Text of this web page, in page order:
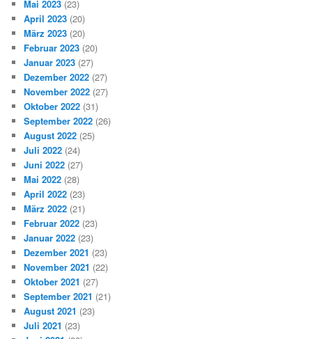
Mai 2023 (23)
April 2023 (20)
März 2023 (20)
Februar 2023 (20)
Januar 2023 (27)
Dezember 2022 (27)
November 2022 (27)
Oktober 2022 (31)
September 2022 (26)
August 2022 (25)
Juli 2022 (24)
Juni 2022 (27)
Mai 2022 (28)
April 2022 (23)
März 2022 (21)
Februar 2022 (23)
Januar 2022 (23)
Dezember 2021 (23)
November 2021 (22)
Oktober 2021 (27)
September 2021 (21)
August 2021 (23)
Juli 2021 (23)